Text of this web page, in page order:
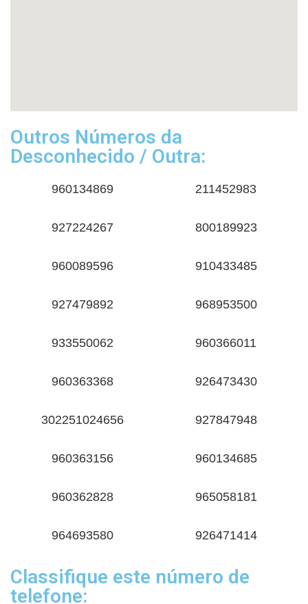
Outros Números da
Desconhecido / Outra:
960134869 211452983
927224267 800189923
960089596 910433485
927479892 968953500
933550062 960366011
960363368 926473430
302251024656 927847948
960363156 960134685
960362828 965058181
964693580 926471414
Classifique este número de
telefone: